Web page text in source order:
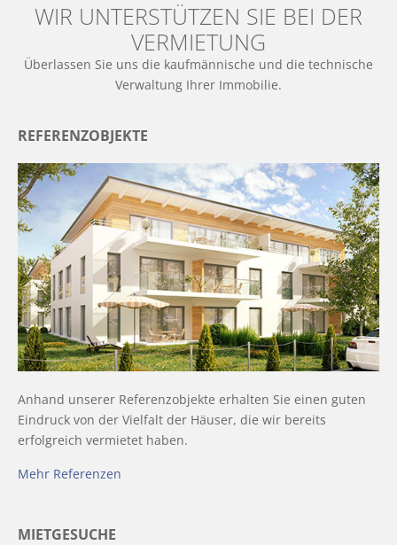
WIR UNTERSTÜTZEN SIE BEI DER
VERMIETUNG
Überlassen Sie uns die kaufmännische und die technische
Verwaltung Ihrer Immobilie.
REFERENZOBJEKTE
Anhand unserer Referenzobjekte erhalten Sie einen guten
Eindruck von der Vielfalt der Häuser, die wir bereits
erfolgreich vermietet haben.
Mehr Referenzen
MIETGESUCHE